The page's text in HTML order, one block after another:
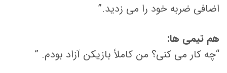
اضافی ضربه خود را می زدید.”
هم تیمی ها:
“چه کار می کنی؟ من کاملاً بازیکن آزاد بودم. ”